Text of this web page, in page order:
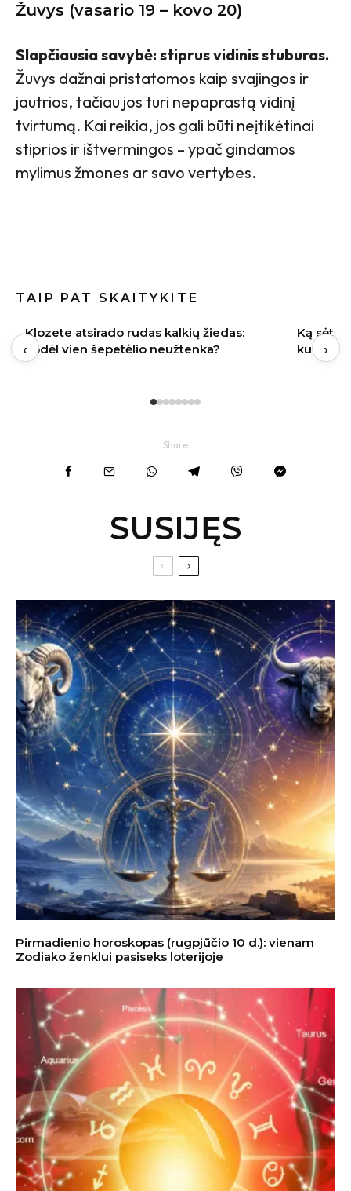
Žuvys (vasario 19 – kovo 20)
Slapčiausia savybė: stiprus vidinis stuburas.
Žuvys dažnai pristatomos kaip svajingos ir
jautrios, tačiau jos turi nepaprastą vidinį
tvirtumą. Kai reikia, jos gali būti neįtikėtinai
stiprios ir ištvermingos – ypač gindamos
mylimus žmones ar savo vertybes.
TAIP PAT SKAITYKITE
Ką sėti rugpjūtį Lietuvoje: 9 daržovės,
kurių derlių dar spėsite nuimti rudenį
Indai po
gali būti
‹ ›
Share
SUSIJĘS
Pirmadienio horoskopas (rugpjūčio 10 d.): vienam
Zodiako ženklui pasiseks loterijoje